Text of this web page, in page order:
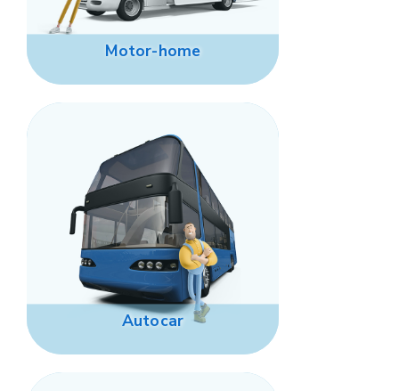
Motor-home
Autocar